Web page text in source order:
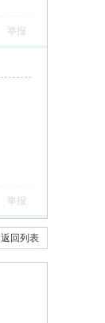
举报
举报
返回列表